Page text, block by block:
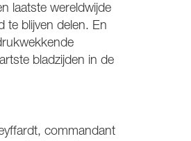
laatste wereldwijde
te blijven delen. En
bladzijden in de
commandant